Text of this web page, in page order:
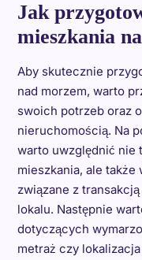
Jak
mieszkania
Aby skutecznie
nad morzem, warto
swoich potrzeb oraz
nieruchomością. Na
warto uwzględnić nie
mieszkania, ale
związane z
lokalu. Następnie
dotyczących
metraż czy